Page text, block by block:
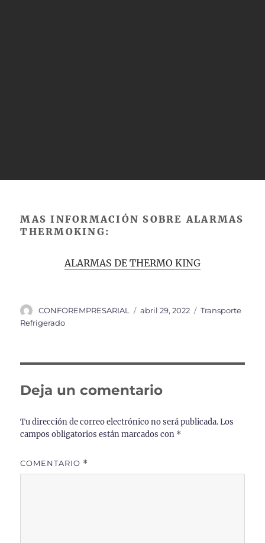
MAS INFORMACIÓN SOBRE ALARMAS
THERMOKING:
ALARMAS DE THERMO KING
Autor
CONFOREMPRESARIAL
Publicado
abril 29, 2022 Categorías
Transporte
Refrigerado
Deja un comentario
Tu dirección de correo electrónico no será publicada. Los
campos obligatorios están marcados con *
COMENTARIO *